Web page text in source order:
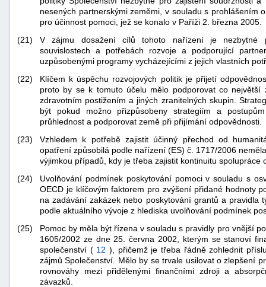
nesených partnerskými zeměmi, v souladu s prohlášením
pro účinnost pomoci, jež se konalo v Paříži 2. března 2005.
(21)
V zájmu dosažení cílů tohoto nařízení je nezbytné
souvislostech a potřebách rozvoje a podporující
uzpůsobenými programy vycházejícími z jejich vlastních
(22)
Klíčem k úspěchu rozvojových politik je přijetí
proto by se k tomuto účelu mělo podporovat co
zdravotním postižením a jiných zranitelných skupin.
být pokud možno přizpůsobeny strategiím a
průhlednost a podporovat země při přijímání odpovědnosti.
(23)
Vzhledem k potřebě zajistit účinný přechod od
opatření způsobilá podle nařízení (ES) č. 1717/2006
výjimkou případů, kdy je třeba zajistit kontinuitu
(24)
Uvolňování podmínek poskytování pomoci v souladu s
OECD je klíčovým faktorem pro zvýšení přidané hodnoty
na zadávání zakázek nebo poskytování grantů a pravidla
podle aktuálního vývoje z hlediska uvolňování podmínek
(25)
Pomoc by měla být řízena v souladu s pravidly pro vnější
1605/2002 ze dne 25. června 2002, kterým se stanoví
společenství ( 12 ), přičemž je třeba řádně zohlednit
zájmů Společenství. Mělo by se trvale usilovat o zlepšení
rovnováhy mezi přidělenými finančními zdroji a
závazků.